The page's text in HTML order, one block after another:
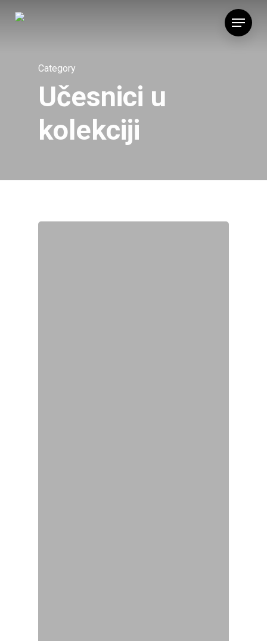
Menu
Category
Učesnici u
kolekciji